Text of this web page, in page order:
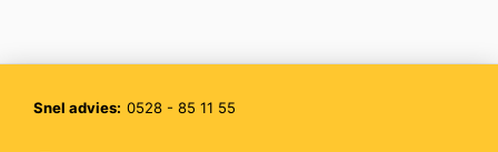
Snel advies: 0528 - 85 11 55